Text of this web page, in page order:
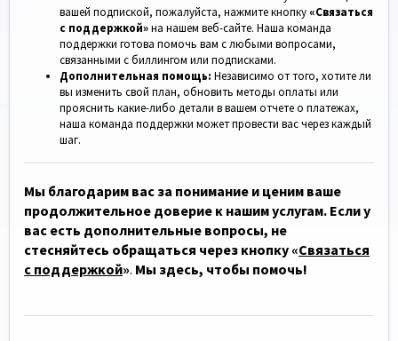
вашей подпиской, пожалуйста, нажмите кнопку «Связаться
с поддержкой»на нашем веб-сайте. Наша команда
поддержки готова помочь вам с любыми вопросами,
связанными с биллингом или подписками.
Дополнительная помощь: Независимо от того, хотите ли
вы изменить свой план, обновить методы оплаты или
прояснить какие-либо детали в вашем отчете о платежах,
наша команда поддержки может провести вас через каждый
шаг.
Мы благодарим вас за понимание и ценим ваше
продолжительное доверие к нашим услугам. Если у
вас есть дополнительные вопросы, не
стесняйтесь обращаться через кнопку «Связаться
с поддержкой». Мы здесь, чтобы помочь!